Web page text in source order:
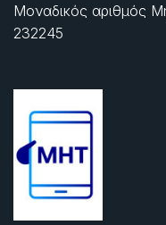
Μοναδικός αριθμός
232245